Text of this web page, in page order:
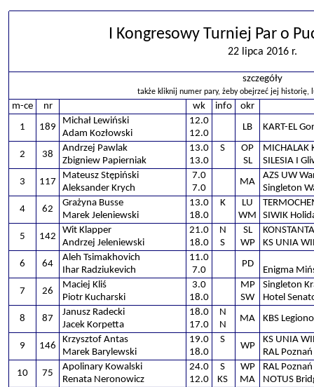
I Kongresowy Turniej Par o
22 lipca 2016 r.
szczegóły
także kliknij numer pary, żeby obejrzeć jej historię,
m-ce nr wk info
okr
1
189
Michał Lewiński
Adam Kozłowski
12.0
12.0
LB KART-EL
2 38
Andrzej Pawlak
Zbigniew Papierniak
13.0
13.0
S
OP
SL
MICHALAK
SILESIA I
3
117
Mateusz Stępiński
Aleksander Krych
7.0
7.0
MA
AZS UW
Singleton
4
62
Grażyna Busse
Marek Jeleniewski
13.0
18.0
K
LU
WM
SIWIK
5
142
Wit Klapper
Andrzej Jeleniewski
21.0
18.0
N
S
SL
WP
KS UNIA
6
64
Aleh Tsimakhovich
Ihar Radziukevich
11.0
7.0
PD
Enigma
7
26
Maciej Kliś
Piotr Kucharski
3.0
18.0
MP
SW
Singleton
Hotel
8
87
Janusz Radecki
Jacek Korpetta
18.0
17.0
N
N
MA KBS
9 146
Krzysztof Antas
Marek Barylewski
19.0
18.0
S
WP
KS UNIA
RAL Poznań
10
75
Apolinary Kowalski
Renata Neronowicz
24.0
12.0
S
KS
WP
MA
RAL Poznań
NOTUS